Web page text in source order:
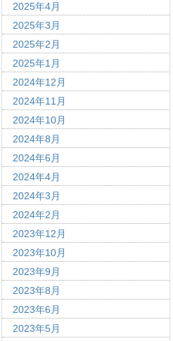
2025年4月
2025年3月
2025年2月
2025年1月
2024年12月
2024年11月
2024年10月
2024年8月
2024年6月
2024年4月
2024年3月
2024年2月
2023年12月
2023年10月
2023年9月
2023年8月
2023年6月
2023年5月